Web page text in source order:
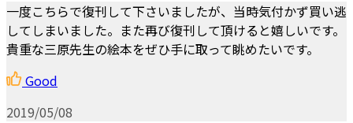
一度こちらで復刊して下さいましたが、当時気付かず買い逃
してしまいました。また再び復刊して頂けると嬉しいです。
貴重な三原先生の絵本をぜひ手に取って眺めたいです。
Good
2019/05/08